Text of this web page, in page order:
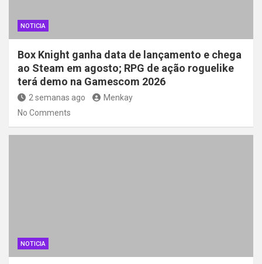
NOTICIA
Box Knight ganha data de lançamento e chega
ao Steam em agosto; RPG de ação roguelike
terá demo na Gamescom 2026
2 semanas ago
Menkay
No Comments
NOTICIA